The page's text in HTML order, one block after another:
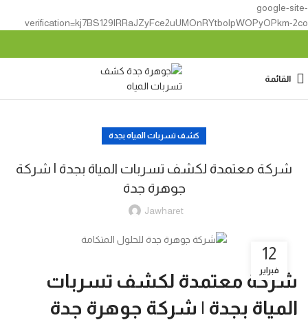
google-site-
verification=kj7BS129lRRaJZyFce2uUMOnRYtbolpWOPyOPkm-2co
القائمة
كشف تسربات المياه بجدة
شركة معتمدة لكشف تسربات المياة بجدة | شركة
جوهرة جدة
Jawharet
12
فبراير
شركة معتمدة لكشف تسربات
المياة بجدة | شركة جوهرة جدة